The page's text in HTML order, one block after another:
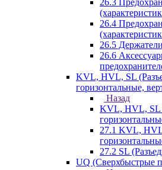
26.3
26.4
26.5
26.6
KVL, HVL, SL
горизонтальные,
Назад
KVL, HVL, SL
27.1 KVL,
27.2 SL
UQ (Сверхбыстрые